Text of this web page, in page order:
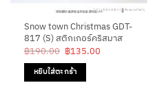
Snow town Christmas GDT-
817 (S) สติกเกอร์คริสมาส
฿190.00 Original
price
was:
฿190.00.
฿135.00Current
หยิบใส่ตะกร้า